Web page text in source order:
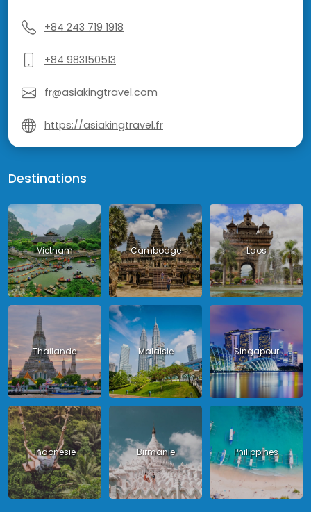
+84 243 719 1918
+84 983150513
fr@asiakingtravel.com
https://asiakingtravel.fr
Destinations
Vietnam Cambodge Laos
Thailande Malaisie Singapour
Indonésie Birmanie Philippines